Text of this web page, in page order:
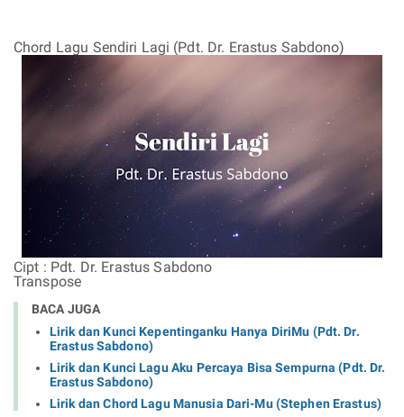
Chord Lagu Sendiri Lagi (Pdt. Dr. Erastus Sabdono)
Cipt : Pdt. Dr. Erastus Sabdono
Transpose
BACA JUGA
Lirik dan Kunci Kepentinganku Hanya DiriMu (Pdt. Dr.
Erastus Sabdono)
Lirik dan Kunci Lagu Aku Percaya Bisa Sempurna (Pdt. Dr.
Erastus Sabdono)
Lirik dan Chord Lagu Manusia Dari-Mu (Stephen Erastus)